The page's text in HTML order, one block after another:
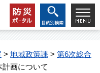
> 地域政策課 > 第6次総合
画について